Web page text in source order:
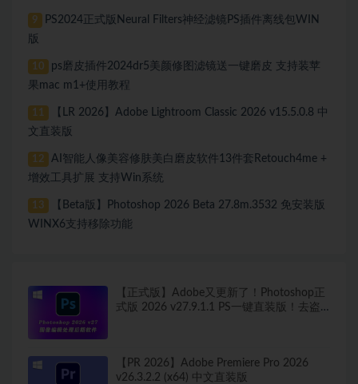
9
PS2024正式版Neural Filters神经滤镜PS插件离线包WIN
版
10
ps磨皮插件2024dr5美颜修图滤镜送一键磨皮 支持装苹
果mac m1+使用教程
11
【LR 2026】Adobe Lightroom Classic 2026 v15.5.0.8 中
文直装版
12
AI智能人像美容修肤美白磨皮软件13件套Retouch4me +
增效工具扩展 支持Win系统
13
【Beta版】Photoshop 2026 Beta 27.8m.3532 免安装版
WINX6支持移除功能
【正式版】Adobe又更新了！Photoshop正
式版 2026 v27.9.1.1 PS一键直装版！去盗
【PR 2026】Adobe Premiere Pro 2026
v26.3.2.2 (x64) 中文直装版